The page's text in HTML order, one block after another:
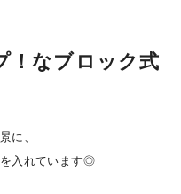
！なブロック式
に、
入れています◎